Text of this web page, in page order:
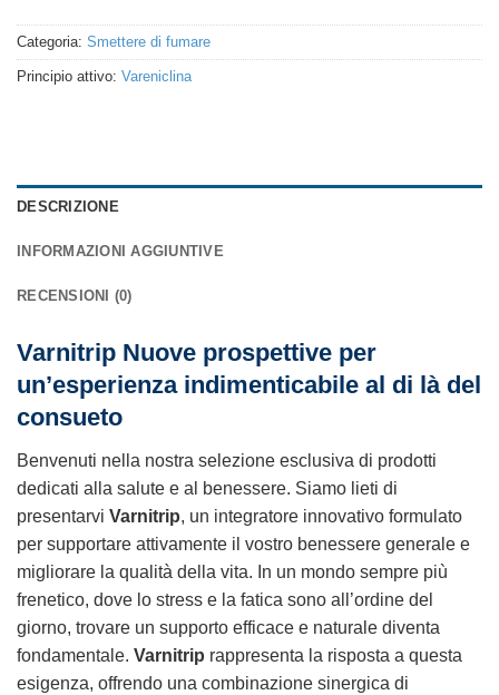
Categoria: Smettere di fumare
Principio attivo: Vareniclina
DESCRIZIONE
INFORMAZIONI AGGIUNTIVE
RECENSIONI (0)
Varnitrip Nuove prospettive per
un’esperienza indimenticabile al di là del
consueto
Benvenuti nella nostra selezione esclusiva di prodotti
dedicati alla salute e al benessere. Siamo lieti di
presentarvi Varnitrip, un integratore innovativo formulato
per supportare attivamente il vostro benessere generale e
migliorare la qualità della vita. In un mondo sempre più
frenetico, dove lo stress e la fatica sono all’ordine del
giorno, trovare un supporto efficace e naturale diventa
fondamentale. Varnitrip rappresenta la risposta a questa
esigenza, offrendo una combinazione sinergica di